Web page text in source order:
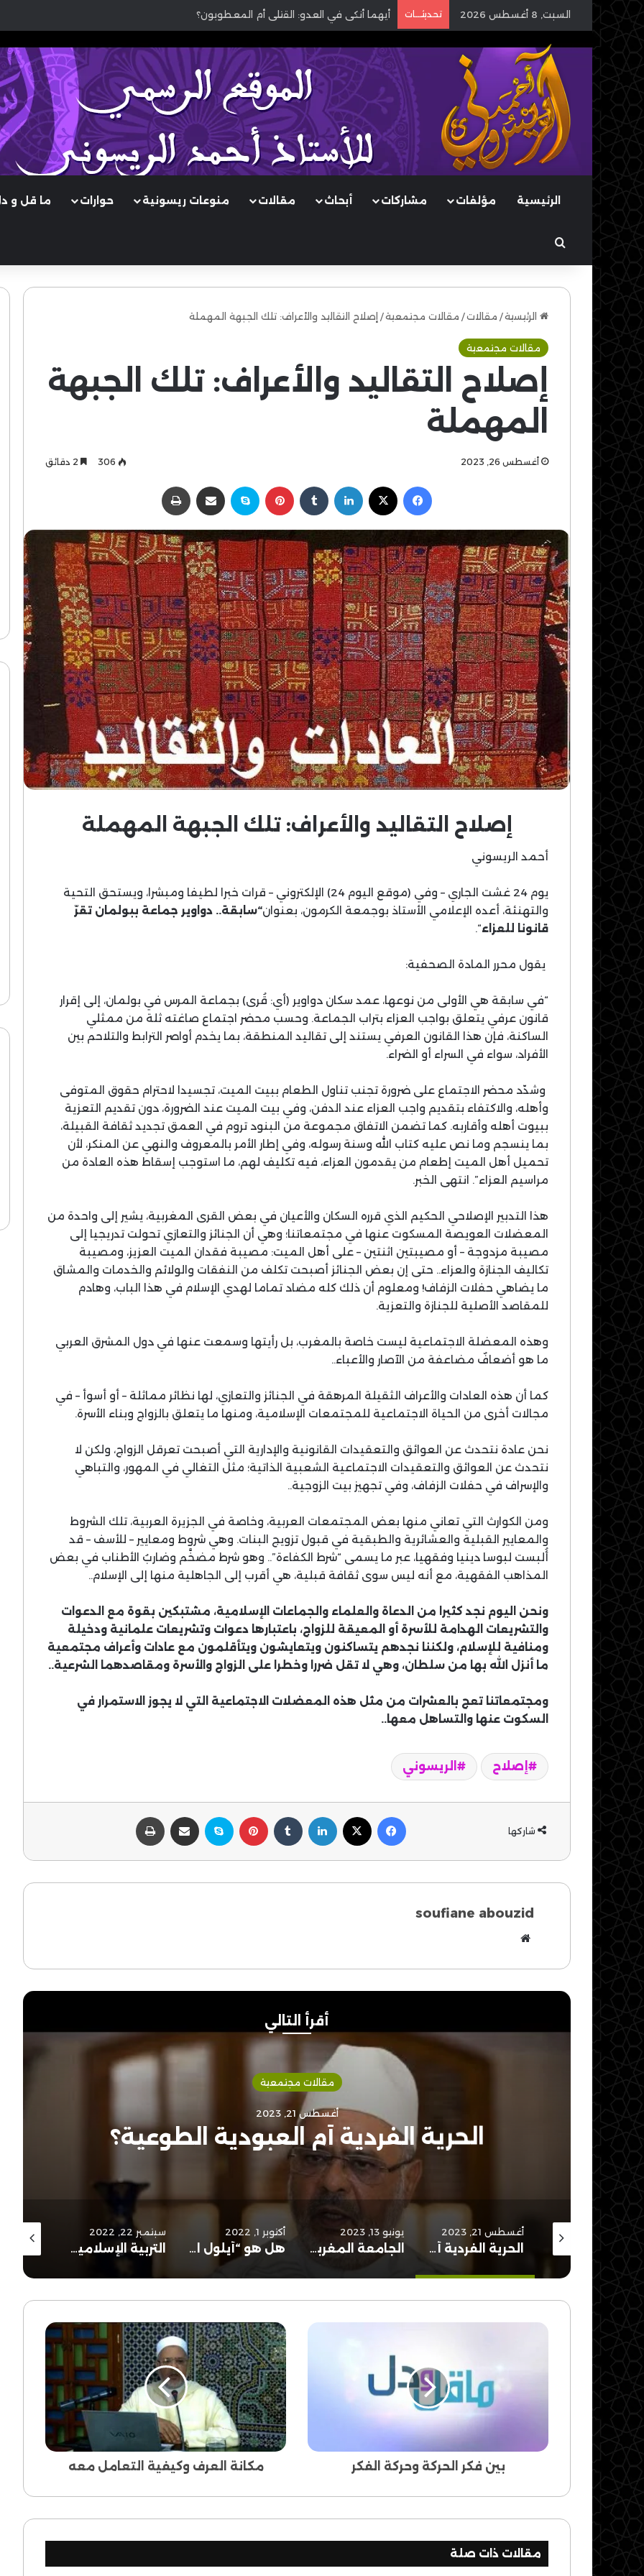
السبت, 8 أغسطس 2026 تحديثـــات أيهما أنكى في العدو: القتلى أم المعطوبون؟
الرئيسية مؤلفات مشاركات أبحاث مقالات منوعات ريسونية حوارات ما قل و
بحث عن
الرئيسية/ مقالات/ مقالات مجتمعية/ إصلاح التقاليد والأعراف: تلك الجبهة المهملة
مقالات مجتمعية
إصلاح التقاليد والأعراف: تلك الجبهة
المهملة
أغسطس 26, 2023 306
فيسبوك لينكدإن بينتيريست سكايب مشاركة عبر البريد
إصلاح التقاليد والأعراف: تلك الجبهة المهملة
أحمد الريسوني
يوم 24 غشت الجاري – وفي (موقع اليوم 24) الإلكتروني – قرات خبرا لطيفا ومبشرا، ويستحق التحية
والتهنئة، أعده الإعلامي الأستاذ بوجمعة الكرمون، بعنوان“سابقة.. دواوير جماعة ببولمان تقرّ
قانونا للعزاء“.
يقول محرر المادة الصحفية:
“في سابقة هي الأولى من نوعها، عمد سكان دواوير (أي: قُرى) بجماعة المرس في بولمان، إلى إقرار
قانون عرفي يتعلق بواجب العزاء بتراب الجماعة. وحسب محضر اجتماع صاغته ثلة من ممثلي
الساكنة، فإن هذا القانون العرفي يستند إلى تقاليد المنطقة، بما يخدم أواصر الترابط والتلاحم بين
الأفراد، سواء في السراء أو الضراء.
وشدّد محضر الاجتماع على ضرورة تجنب تناول الطعام ببيت الميت، تجسيدا لاحترام حقوق المتوفى
وأهله، والاكتفاء بتقديم واجب العزاء عند الدفن، وفي بيت الميت عند الضرورة، دون تقديم التعزية
ببيوت أهله وأقاربه. كما تضمن الاتفاق مجموعة من البنود تروم في العمق تجديد ثقافة القبيلة،
بما ينسجم وما نص عليه كتاب الله وسنة رسوله، وفي إطار الأمر بالمعروف والنهي عن المنكر، لأن
تحميل أهل الميت إطعام من يقدمون العزاء، فيه تكليف لهم، ما استوجب إسقاط هذه العادة من
مراسيم العزاء”. انتهى الخبر.
هذا التدبير الإصلاحي الحكيم الذي قرره السكان والأعيان في بعض القرى المغربية، يشير إلى واحدة من
المعضلات العويصة المسكوت عنها في مجتمعاتنا؛ وهي أن الجنائز والتعازي تحولت تدريجيا إلى
مصيبة مزدوجة – أو مصيبتين اثنتين – على أهل الميت: مصيبة فقدان الميت العزيز، ومصيبة
تكاليف الجنازة والعزاء.. حتى إن بعض الجنائز أصبحت تكلف من النفقات والولائم والخدمات والمشاق
ما يضاهي حفلات الزفاف! ومعلوم أن ذلك كله مضاد تماما لهدي الإسلام في هذا الباب، وهادم
للمقاصد الأصلية للجنازة والتعزية.
وهذه المعضلة الاجتماعية ليست خاصة بالمغرب، بل رأيتها وسمعت عنها في دول المشرق العربي
ما هو أضعافٌ مضاعفة من الآصار والأعباء..
كما أن هذه العادات والأعراف الثقيلة المرهقة في الجنائز والتعازي، لها نظائر مماثلة – أو أسوأ – في
مجالات أخرى من الحياة الاجتماعية للمجتمعات الإسلامية، ومنها ما يتعلق بالزواج وبناء الأسرة.
نحن عادة نتحدث عن العوائق والتعقيدات القانونية والإدارية التي أصبحت تعرقل الزواج، ولكن لا
نتحدث عن العوائق والتعقيدات الاجتماعية الشعبية الذاتية؛ مثل التغالي في المهور، والتباهي
والإسراف في حفلات الزفاف، وفي تجهيز بيت الزوجية..
ومن الكوارث التي تعاني منها بعض المجتمعات العربية، وخاصة في الجزيرة العربية، تلك الشروط
والمعايير القبلية والعشائرية والطبقية في قبول تزويج البنات. وهي شروط ومعايير – للأسف – قد
أُلبست لبوسا دينيا وفقهيا، عبر ما يسمى “شرط الكفاءة”.. وهو شرط مضخَّم وضاربُ الأطناب في بعض
المذاهب الفقهية، مع أنه ليس سوى ثقافة قبلية، هي أقرب إلى الجاهلية منها إلى الإسلام..
ونحن اليوم نجد كثيرا من الدعاة والعلماء والجماعات الإسلامية، مشتبكين بقوة مع الدعوات
والتشريعات الهدامة للأسرة أو المعيقة للزواج، باعتبارها دعوات وتشريعات علمانية ودخيلة
ومنافية للإسلام، ولكننا نجدهم يتساكنون ويتعايشون ويتأقلمون مع عادات وأعراف مجتمعية
ما أنزل الله بها من سلطان، وهي لا تقل ضررا وخطرا على الزواج والأسرة ومقاصدهما الشرعية..
ومجتمعاتنا تعج بالعشرات من مثل هذه المعضلات الاجتماعية التي لا يجوز الاستمرار في
السكوت عنها والتساهل معها..
إصلاح الريسوني
شاركها
فيسبوك لينكدإن بينتيريست سكايب مشاركة عبر البريد
soufiane abouzid
أقرأ التالي
مقالات مجتمعية
أغسطس 21, 2023
الحرية الفردية أم العبودية الطوعية؟
أكتوبر 3, 2023 أغسطس 21, 2023
الحرية الفردية أم العبودية الطوعية؟
يونيو 13, 2023
الجامعة المغربية من بيع الفساد إلى بيع الإلحاد..
أكتوبر 1, 2022
هل هو “أيلول الأسود” بالمغرب؟
سبتمبر 22, 2022
التربية الإسلامية.. حَرِّقوها وانصروا آلهتكم إن كنتم فاعلين
يونيو 15, 2022
بين
بين فكر الحركة وحركة الفكر
مكانة
العرف
وكيفية
التعامل
معه
مكانة العرف وكيفية التعامل معه
مقالات ذات صلة